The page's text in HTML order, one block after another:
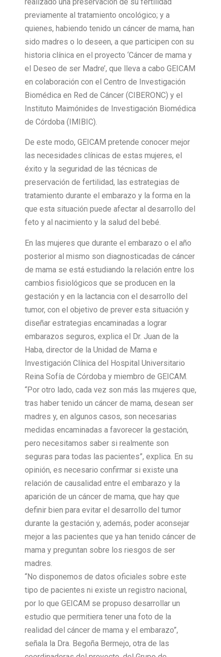
previamente al tratamiento oncológico; y a
quienes, habiendo tenido un cáncer de mama, han
sido madres o lo deseen, a que participen con su
historia clínica en el proyecto ‘Cáncer de mama y
el Deseo de ser Madre’, que lleva a cabo GEICAM
en colaboración con el Centro de Investigación
Biomédica en Red de Cáncer (CIBERONC) y el
Instituto Maimónides de Investigación Biomédica
de Córdoba (IMIBIC).
De este modo, GEICAM pretende conocer mejor
las necesidades clínicas de estas mujeres, el
éxito y la seguridad de las técnicas de
preservación de fertilidad, las estrategias de
tratamiento durante el embarazo y la forma en la
que esta situación puede afectar al desarrollo del
feto y al nacimiento y la salud del bebé.
En las mujeres que durante el embarazo o el año
posterior al mismo son diagnosticadas de cáncer
de mama se está estudiando la relación entre los
cambios fisiológicos que se producen en la
gestación y en la lactancia con el desarrollo del
tumor, con el objetivo de prever esta situación y
diseñar estrategias encaminadas a lograr
embarazos seguros, explica el Dr. Juan de la
Haba, director de la Unidad de Mama e
Investigación Clínica del Hospital Universitario
Reina Sofía de Córdoba y miembro de GEICAM.
“Por otro lado, cada vez son más las mujeres que,
tras haber tenido un cáncer de mama, desean ser
madres y, en algunos casos, son necesarias
medidas encaminadas a favorecer la gestación,
pero necesitamos saber si realmente son
seguras para todas las pacientes”, explica. En su
opinión, es necesario confirmar si existe una
relación de causalidad entre el embarazo y la
aparición de un cáncer de mama, que hay que
definir bien para evitar el desarrollo del tumor
durante la gestación y, además, poder aconsejar
mejor a las pacientes que ya han tenido cáncer de
mama y preguntan sobre los riesgos de ser
madres.
“No disponemos de datos oficiales sobre este
tipo de pacientes ni existe un registro nacional,
por lo que GEICAM se propuso desarrollar un
estudio que permitiera tener una foto de la
realidad del cáncer de mama y el embarazo”,
señala la Dra. Begoña Bermejo, otra de las